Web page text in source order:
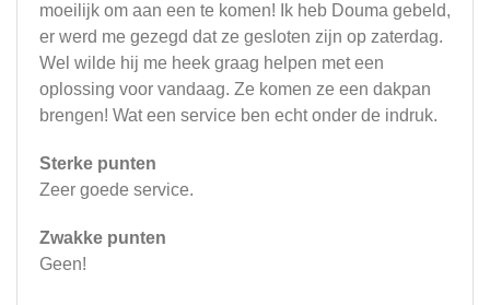
moeilijk om aan een te komen! Ik heb Douma gebeld,
er werd me gezegd dat ze gesloten zijn op zaterdag.
Wel wilde hij me heek graag helpen met een
oplossing voor vandaag. Ze komen ze een dakpan
brengen! Wat een service ben echt onder de indruk.
Sterke punten
Zeer goede service.
Zwakke punten
Geen!